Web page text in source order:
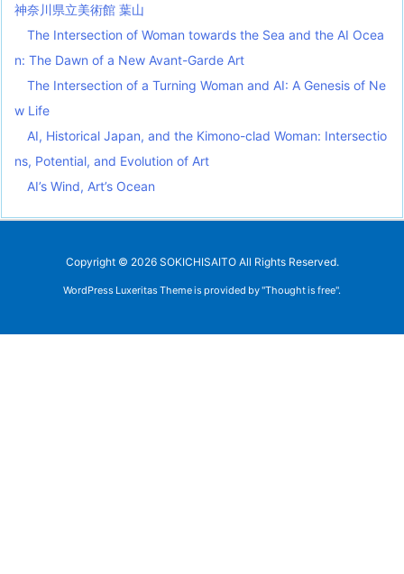
神奈川県立美術館 葉山
The Intersection of Woman towards the Sea and the AI Ocea
n: The Dawn of a New Avant-Garde Art
The Intersection of a Turning Woman and AI: A Genesis of Ne
w Life
AI, Historical Japan, and the Kimono-clad Woman: Intersectio
ns, Potential, and Evolution of Art
AI’s Wind, Art’s Ocean
Copyright © 2026 SOKICHISAITOAll Rights Reserved.
WordPress Luxeritas Theme is provided by "Thought is free".